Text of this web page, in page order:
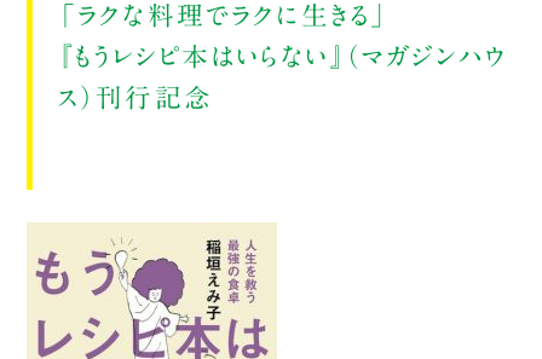
「ラクな料理でラクに生きる」
『もうレシピ本はいらない』（マガジンハウ
ス）刊行記念